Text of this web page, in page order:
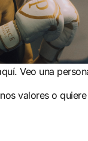
Veo una
valores o